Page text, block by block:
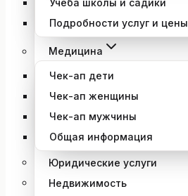
Подробности услуг и цены
Медицина
Чек-ап дети
Чек-ап женщины
Чек-ап мужчины
Общая информация
Юридические услуги
Недвижимость